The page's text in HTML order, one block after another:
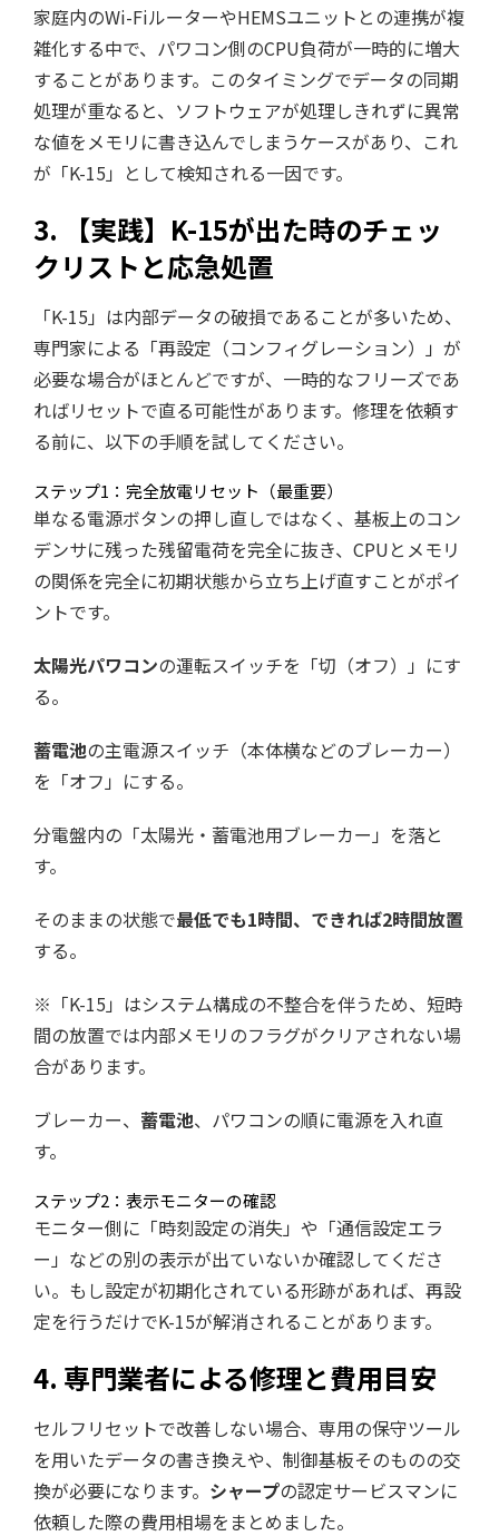
家庭内のWi-FiルーターやHEMSユニットとの連携が複
雑化する中で、パワコン側のCPU負荷が一時的に増大
することがあります。このタイミングでデータの同期
処理が重なると、ソフトウェアが処理しきれずに異常
な値をメモリに書き込んでしまうケースがあり、これ
が「K-15」として検知される一因です。
3. 【実践】K-15が出た時のチェッ
クリストと応急処置
「K-15」は内部データの破損であることが多いため、
専門家による「再設定（コンフィグレーション）」が
必要な場合がほとんどですが、一時的なフリーズであ
ればリセットで直る可能性があります。修理を依頼す
る前に、以下の手順を試してください。
ステップ1：完全放電リセット（最重要）
単なる電源ボタンの押し直しではなく、基板上のコン
デンサに残った残留電荷を完全に抜き、CPUとメモリ
の関係を完全に初期状態から立ち上げ直すことがポイ
ントです。
太陽光パワコンの運転スイッチを「切（オフ）」にす
る。
蓄電池の主電源スイッチ（本体横などのブレーカー）
を「オフ」にする。
分電盤内の「太陽光・蓄電池用ブレーカー」を落と
す。
そのままの状態で最低でも1時間、できれば2時間放置
する。
※「K-15」はシステム構成の不整合を伴うため、短時
間の放置では内部メモリのフラグがクリアされない場
合があります。
ブレーカー、 蓄電池、パワコンの順に電源を入れ直
す。
ステップ2：表示モニターの確認
モニター側に「時刻設定の消失」や「通信設定エラ
ー」などの別の表示が出ていないか確認してくださ
い。もし設定が初期化されている形跡があれば、再設
定を行うだけでK-15が解消されることがあります。
4. 専門業者による修理と費用目安
セルフリセットで改善しない場合、専用の保守ツール
を用いたデータの書き換えや、制御基板そのものの交
換が必要になります。 シャープの認定サービスマンに
依頼した際の費用相場をまとめました。